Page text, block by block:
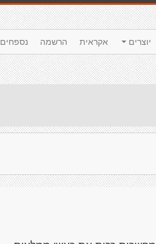
נספחים הרשמה אקראית יוצרים